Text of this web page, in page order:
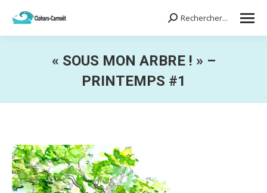
Search:Rechercher...
« SOUS MON ARBRE ! » –
PRINTEMPS #1